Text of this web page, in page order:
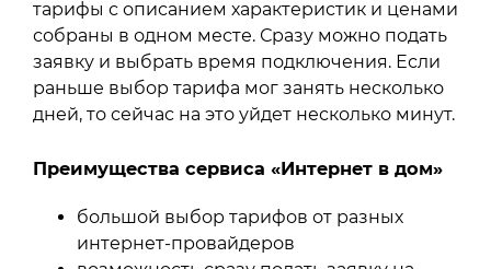
тарифы с описанием характеристик и ценами
собраны в одном месте. Сразу можно подать
заявку и выбрать время подключения. Если
раньше выбор тарифа мог занять несколько
дней, то сейчас на это уйдет несколько минут.
Преимущества сервиса «Интернет в дом»
большой выбор тарифов от разных
интернет-провайдеров